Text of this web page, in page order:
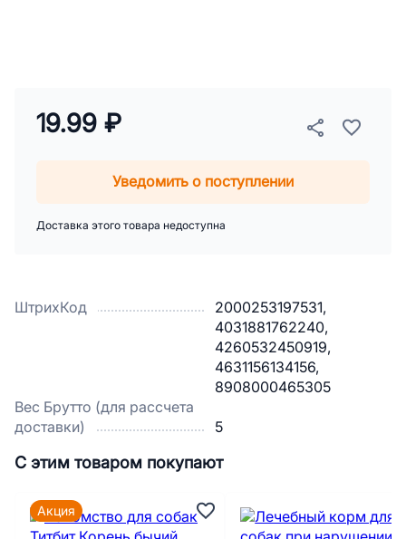
ШтрихКод
2000253197531,
4031881762240,
4260532450919,
4631156134156,
8908000465305
Вес Брутто (для рассчета
доставки)
5
19.99 ₽
Уведомить о поступлении
Доставка этого товара недоступна
С этим товаром покупают
Акция